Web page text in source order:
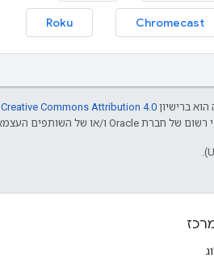
Chromecast
Roku
ברישיון Creative Commons Attribution 4.0